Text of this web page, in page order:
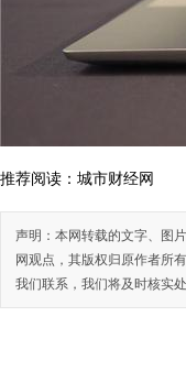
推荐阅读： 城市财经网
声明：本网转载的文字、图
网观点，其版权归原作者所
我们联系，我们将及时核实处